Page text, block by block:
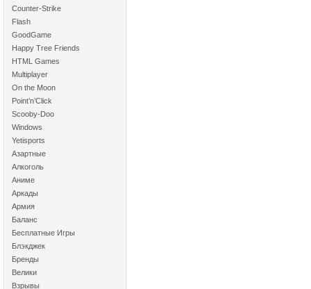
Counter-Strike
Flash
GoodGame
Happy Tree Friends
HTML Games
Multiplayer
On the Moon
Point’n’Click
Scooby-Doo
Windows
Yetisports
Азартные
Алкоголь
Аниме
Аркады
Армия
Баланс
Бесплатные Игры
Блэкджек
Бренды
Велики
Взрывы